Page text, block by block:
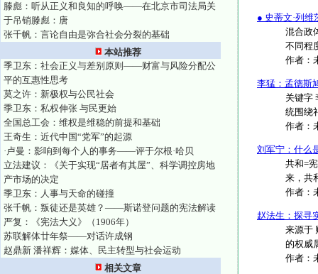
滕彪：听从正义和良知的呼唤——在北京市司法局关
于吊销滕彪：唐
张千帆：言论自由是弥合社会分裂的基础
本站推荐
季卫东：社会正义与差别原则——财富与风险分配公
平的互惠性思考
莫之许：新极权与公民社会
季卫东：私权伸张 与民更始
全国总工会：维权是维稳的前提和基础
王奇生：近代中国“党军”的起源
·卢曼：影响到每个人的事务——评于尔根·哈贝
立法建议：《关于实现“居者有其屋”、科学调控房地
产市场的决定
季卫东：人事与天命的碰撞
张千帆：叛徒还是英雄？——斯诺登问题的宪法解读
严复：《宪法大义》（1906年）
苏联解体廿年祭——对话许成钢
赵鼎新 潘祥辉：媒体、民主转型与社会运动
相关文章
● 史蒂文·列维
混合政
不同程
作者：
李猛：孟德斯
关键字
统围绕
作者：
刘军宁：什么
共和=
来，共
作者：
赵法生：探寻
来源于
的权威
作者：